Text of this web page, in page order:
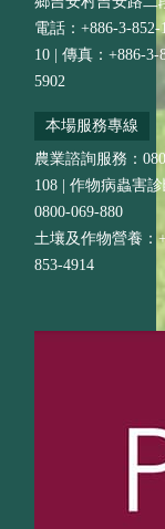
電話：+886-3-852-
10 | 傳真：+886-3-
5902
本場服務專線
農業諮詢服務：
108 | 作物病蟲害
0800-069-880
土壤及作物營養：
853-4914